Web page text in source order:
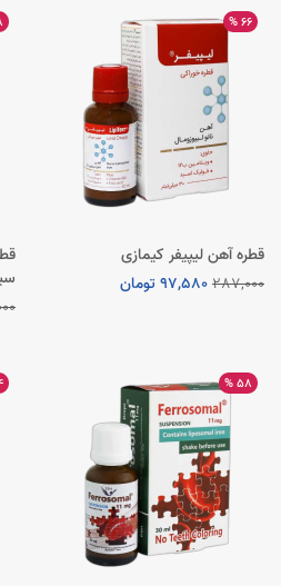
66 %
قطره آهن لیپیفر کیمازی
287,000 97,580 تومان
58 %